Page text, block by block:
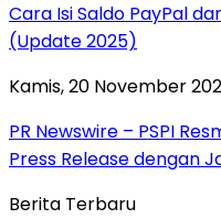
Cara Isi Saldo PayPal
(Update 2025)
Kamis, 20 November
PR Newswire – PSPI
Press Release dengan
Berita Terbaru